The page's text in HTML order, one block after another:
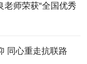
师荣获“全国优秀
同心重走抗联路